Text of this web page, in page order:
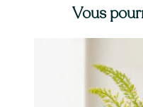
Vous